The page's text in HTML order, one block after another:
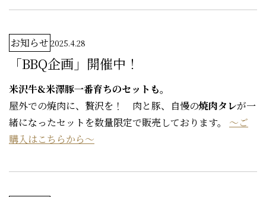
お知らせ 2025.4.28
「BBQ企画」開催中！
米沢牛&米澤豚一番育ちのセットも。
屋外での焼肉に、贅沢を！ 肉と豚、自慢の焼肉タレが一
緒になったセットを数量限定で販売しております。 ～ご
購入はこちらから～